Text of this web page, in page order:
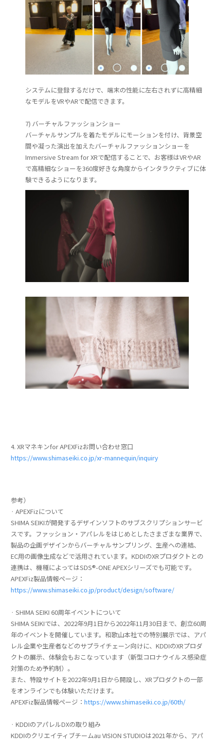
システムに登録するだけで、端末の性能に左右されずに高精細
なモデルをVRやARで配信できます。
7) バーチャルファッションショー
バーチャルサンプルを着たモデルにモーションを付け、背景空
間や凝った演出を加えたバーチャルファッションショーを
Immersive Stream for XRで配信することで、お客様はVRやAR
で高精細なショーを360度好きな角度からインタラクティブに体
験できるようになります。
4. XRマネキンfor APEXFizお問い合わせ窓口
https://www.shimaseiki.co.jp/xr-mannequin/inquiry
参考）
· APEXFizについて
SHIMA SEIKIが開発するデザインソフトのサブスクリプションサービ
スです。ファッション・アパレルをはじめとしたさまざまな業界で、
製品の企画デザインからバーチャルサンプリング、生産への連結、
EC用の画像生成などで活用されています。KDDIのXRプロダクトとの
連携は、機種によってはSDS®-ONE APEXシリーズでも可能です。
APEXFiz製品情報ページ：
https://www.shimaseiki.co.jp/product/design/software/
· SHIMA SEIKI 60周年イベントについて
SHIMA SEIKIでは、2022年9月1日から2022年11月30日まで、創立60周
年のイベントを開催しています。和歌山本社での特別展示では、アパ
レル企業や生産者などのサプライチェーン向けに、KDDIのXRプロダ
クトの展示、体験会もおこなっています（新型コロナウイルス感染症
対策のため予約制）。
また、特設サイトを2022年9月1日から開設し、XRプロダクトの一部
をオンラインでも体験いただけます。
APEXFiz製品情報ページ：https://www.shimaseiki.co.jp/60th/
· KDDIのアパレルDXの取り組み
KDDIのクリエイティブチームau VISION STUDIOは2021年から、アパ